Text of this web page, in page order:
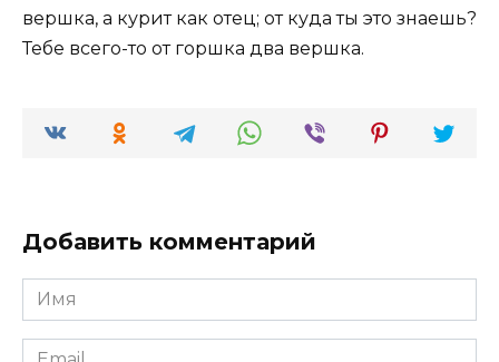
вершка, а курит как отец; от куда ты это знаешь?
Тебе всего-то от горшка два вершка.
Добавить комментарий
Имя
*
Email